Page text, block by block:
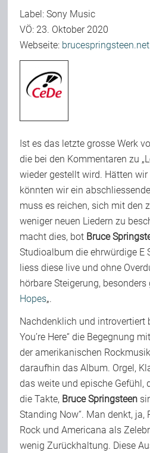
Team
Join Us
Support Us
Kalender
Playlisten
Label: Sony Music
VÖ: 23. Oktober 2020
Webseite: brucespringsteen.net
Ist es das letzte grosse Werk
die bei den Kommentaren zu
wieder gestellt wird. Hätten
könnten wir ein
muss es reichen, sich mit den
weniger neuen Liedern zu
macht dies, bot Bruce
Studioalbum die ehrwürdige E
liess diese live und ohne
hörbare Steigerung, besonders
Hopes„.
Nachdenklich und introvertiert
You’re Here“ die Begegnung
der amerikanischen
daraufhin das Album. Orgel,
das weite und epische Gefühl,
die Takte, Bruce Springsteen
Standing Now“. Man denkt, ja,
Rock und Americana als
wenig Zurückhaltung. Diese